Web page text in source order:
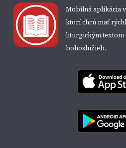
Mobilná aplikácia
ktorí chcú mať
liturgickým textom
bohoslužieb.